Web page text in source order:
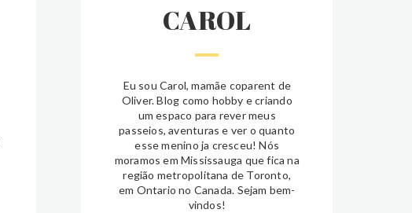
CAROL
Eu sou Carol, mamãe coparent de
Oliver. Blog como hobby e criando
um espaco para rever meus
passeios, aventuras e ver o quanto
esse menino ja cresceu! Nós
moramos em Mississauga que fica na
região metropolitana de Toronto,
em Ontario no Canada. Sejam bem-
vindos!